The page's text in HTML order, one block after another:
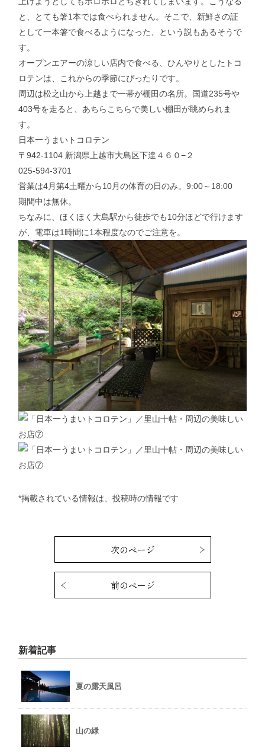
と、とても箸1本では食べられません。そこで、新鮮さの証
として一本箸で食べるようになった、という説もあるそうで
す。
オープンエアーの涼しい店内で食べる、ひんやりとしたトコ
ロテンは、これからの季節にぴったりです。
周辺は松之山から上越まで一帯が棚田の名所。国道235号や
403号を走ると、あちらこちらで美しい棚田が眺められま
す。
日本一うまいトコロテン
〒942-1104 新潟県上越市大島区下達４６０−２
025-594-3701
営業は4月第4土曜から10月の体育の日のみ。9:00～18:00
期間中は無休。
ちなみに、ほくほく大島駅から徒歩でも10分ほどで行けます
が、電車は1時間に1本程度なのでご注意を。
*掲載されている情報は、投稿時の情報です
次のページ
前のページ
新着記事
夏の露天風呂
山の緑